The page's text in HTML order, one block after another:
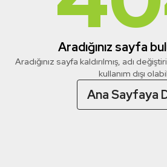
Aradığınız sayfa
Aradığınız sayfa kaldırılmış, adı
kullanım dışı
Ana Sayfaya